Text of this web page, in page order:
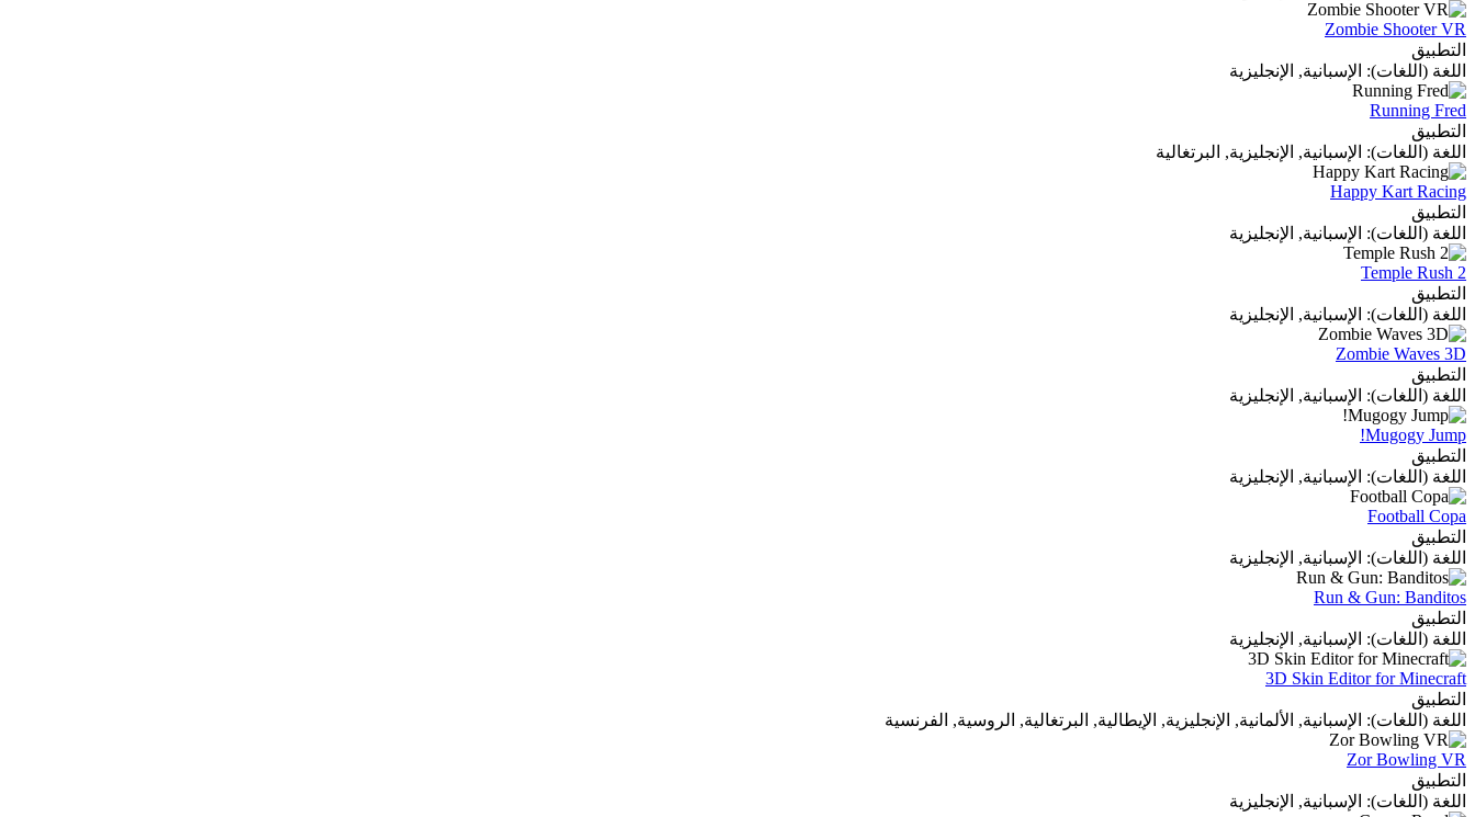
Zombie Shooter VR
التطبيق
اللغة (اللغات): الإسبانية, الإنجليزية
Running Fred
التطبيق
اللغة (اللغات): الإسبانية, الإنجليزية, البرتغالية
Happy Kart Racing
التطبيق
اللغة (اللغات): الإسبانية, الإنجليزية
Temple Rush 2
التطبيق
اللغة (اللغات): الإسبانية, الإنجليزية
Zombie Waves 3D
التطبيق
اللغة (اللغات): الإسبانية, الإنجليزية
Mugogy Jump!
التطبيق
اللغة (اللغات): الإسبانية, الإنجليزية
Football Copa
التطبيق
اللغة (اللغات): الإسبانية, الإنجليزية
Run & Gun: Banditos
التطبيق
اللغة (اللغات): الإسبانية, الإنجليزية
3D Skin Editor for Minecraft
التطبيق
اللغة (اللغات): الإسبانية, الألمانية, الإنجليزية, الإيطالية, البرتغالية, الروسية, الفرنسية
Zor Bowling VR
التطبيق
اللغة (اللغات): الإسبانية, الإنجليزية